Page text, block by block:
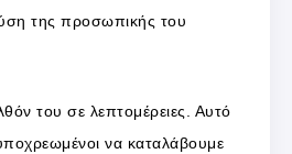
της προσωπικής του
του σε λεπτομέρειες. Αυτό
να καταλάβουμε